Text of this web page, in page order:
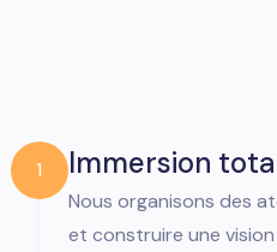
1 Immersion
Nous organisons des
et construire une